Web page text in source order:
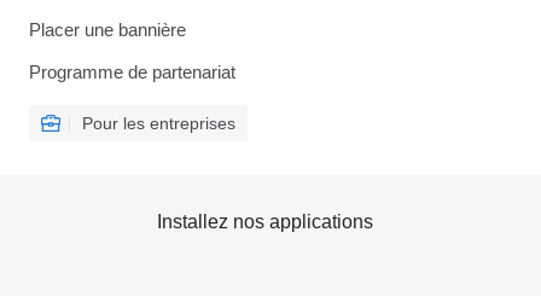
Placer une bannière
Programme de partenariat
Pour les entreprises
Installez nos applications